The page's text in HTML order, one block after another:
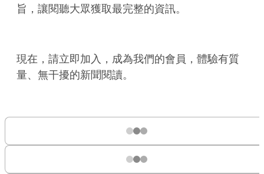
旨，讓閱聽大眾獲取最完整的資訊。
現在，請立即加入，成為我們的會員，體驗有質
量、無干擾的新聞閱讀。